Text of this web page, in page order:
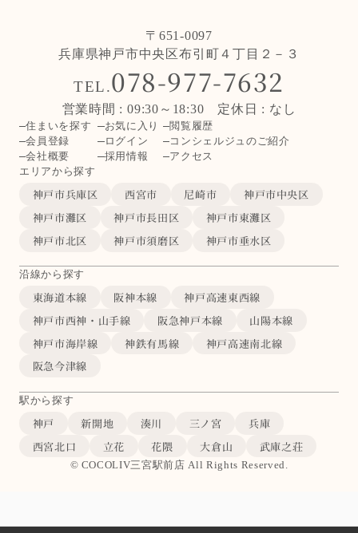
〒651-0097
兵庫県神戸市中央区布引町４丁目２－３
TEL.078-977-7632
営業時間 : 09:30～18:30 定休日 : なし
住まいを探す お気に入り
閲覧履歴
会員登録
ログイン
コンシェルジュのご紹介
会社概要
採用情報
アクセス
エリアから探す
神戸市兵庫区 西宮市 尼崎市
神戸市中央区
神戸市灘区
神戸市長田区
神戸市東灘区
神戸市北区
神戸市須磨区 神戸市垂水区
沿線から探す
東海道本線 阪神本線
神戸高速東西線
神戸市西神・山手線
阪急神戸本線
山陽本線
神戸市海岸線
神鉄有馬線
神戸高速南北線
阪急今津線
駅から探す
神戸 新開地 湊川 三ノ宮
兵庫
西宮北口
立花 花隈 大倉山 武庫之荘
© COCOLIV三宮駅前店 All Rights Reserved.